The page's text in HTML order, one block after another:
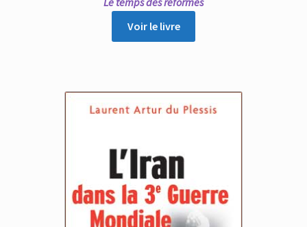
Voir le livre